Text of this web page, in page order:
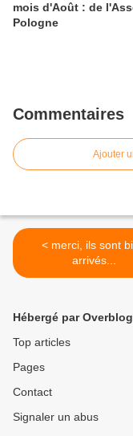
mois d'Août : de
Pologne
Commentaires
Ajouter
< merci, ils sont bien
arrivés...
Hébergé par Overblog
Top articles
Pages
Contact
Signaler un abus